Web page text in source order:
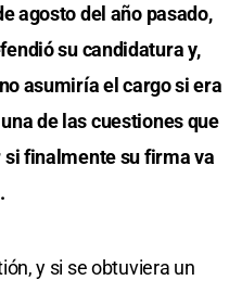
agosto del año pasado,
su candidatura y,
asumiría el cargo si era
de las cuestiones que
finalmente su firma va
y si se obtuviera un